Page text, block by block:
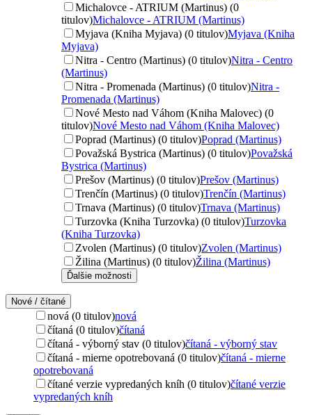
Michalovce - ATRIUM (Martinus) (0
titulov)Michalovce - ATRIUM (Martinus)
Myjava (Kniha Myjava) (0 titulov)Myjava (Kniha
Myjava)
Nitra - Centro (Martinus) (0 titulov)Nitra - Centro
(Martinus)
Nitra - Promenada (Martinus) (0 titulov)Nitra -
Promenada (Martinus)
Nové Mesto nad Váhom (Kniha Malovec) (0
titulov)Nové Mesto nad Váhom (Kniha Malovec)
Poprad (Martinus) (0 titulov)Poprad (Martinus)
Považská Bystrica (Martinus) (0 titulov)Považská
Bystrica (Martinus)
Prešov (Martinus) (0 titulov)Prešov (Martinus)
Trenčín (Martinus) (0 titulov)Trenčín (Martinus)
Trnava (Martinus) (0 titulov)Trnava (Martinus)
Turzovka (Kniha Turzovka) (0 titulov)Turzovka
(Kniha Turzovka)
Zvolen (Martinus) (0 titulov)Zvolen (Martinus)
Žilina (Martinus) (0 titulov)Žilina (Martinus)
Ďalšie možnosti
Nové / čítané
nová (0 titulov)nová
čítaná (0 titulov)čítaná
čítaná - výborný stav (0 titulov)čítaná - výborný stav
čítaná - mierne opotrebovaná (0 titulov)čítaná - mierne
opotrebovaná
čítané verzie vypredaných kníh (0 titulov)čítané verzie
vypredaných kníh